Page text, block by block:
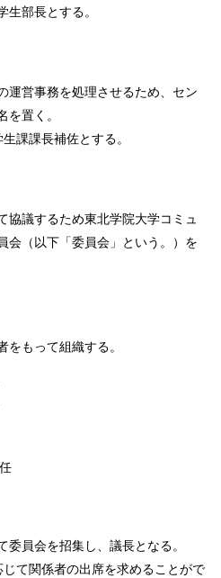
部長とする。
運営事務を処理させるため、セン
置く。
課課長補佐とする。
協議するため東北学院大学コミュ
会（以下「委員会」という。）を
もって組織する。
員会を招集し、議長となる。
て関係者の出席を求めることがで